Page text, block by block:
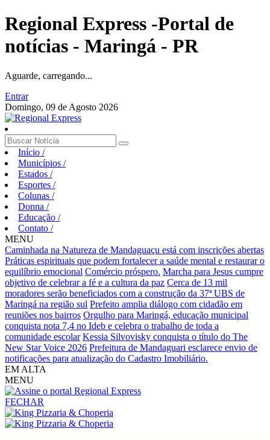
Regional Express -Portal de
notícias - Maringá - PR
Aguarde, carregando...
Entrar
Domingo, 09 de Agosto 2026
Início /
Municípios /
Estados /
Esportes /
Colunas /
Donna /
Educação /
Contato /
MENU
Caminhada na Natureza de Mandaguaçu está com inscrições abertas
Práticas espirituais que podem fortalecer a saúde mental e restaurar o
equilíbrio emocional Comércio próspero. Marcha para Jesus cumpre
objetivo de celebrar a fé e a cultura da paz Cerca de 13 mil
moradores serão beneficiados com a construção da 37ª UBS de
Maringá na região sul Prefeito amplia diálogo com cidadão em
reuniões nos bairros Orgulho para Maringá, educação municipal
conquista nota 7,4 no Ideb e celebra o trabalho de toda a
comunidade escolar Kessia Silvovisky conquista o título do The
New Star Voice 2026 Prefeitura de Mandaguari esclarece envio de
notificações para atualização do Cadastro Imobiliário.
EM ALTA
MENU
FECHAR